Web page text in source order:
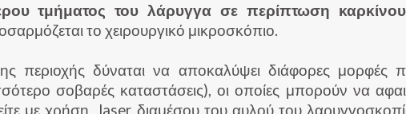
τμήματος του λάρυγγα σε περίπτωση καρκίνου
το χειρουργικό μικροσκόπιο.
περιοχής δύναται να αποκαλύψει διάφορες μορφές
σοβαρές καταστάσεις), οι οποίες μπορούν να
με χρήση laser διαμέσου του αυλού του